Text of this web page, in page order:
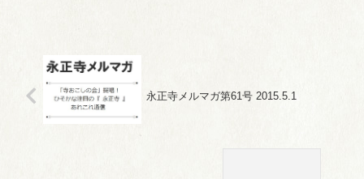
永正寺メルマガ第61号 2015.5.1